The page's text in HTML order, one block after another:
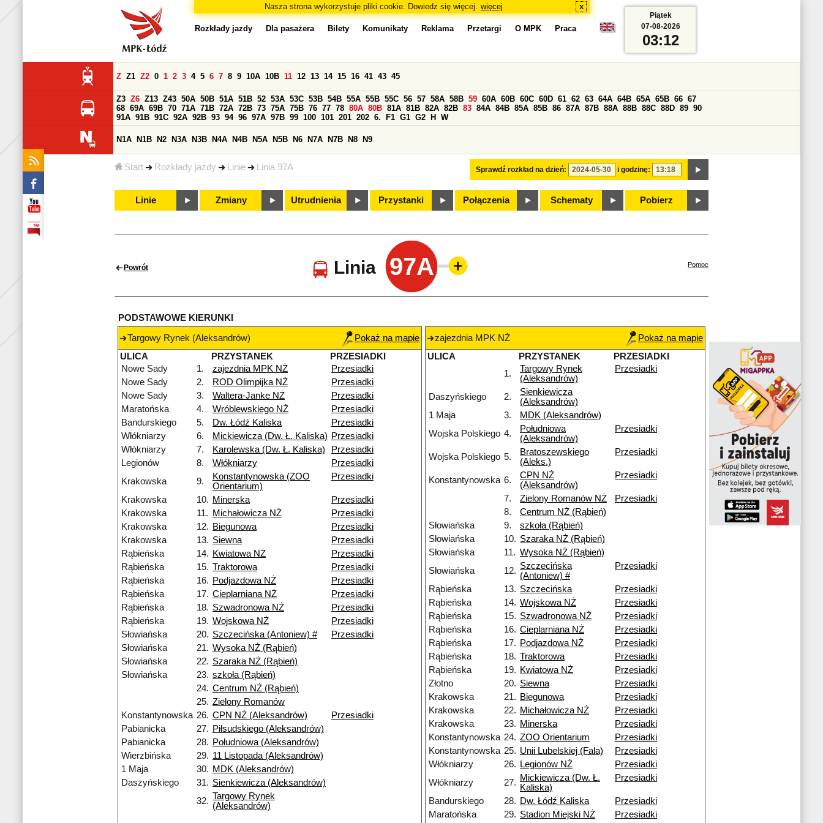
Nasza strona wykorzystuje pliki cookie. Dowiedz się więcej. więcej x
Start Rozkłady jazdy Linie Linia 97A
Rozkłady jazdy Dla pasażera Bilety Komunikaty Reklama Przetargi O MPK Praca
Sprawdź rozkład na dzień: i godzinę:
Z Z1 Z2 0 1 2 3 4 5 6 7 8 9 10A 10B 11 12 13 14 15 16 41 43 45
Z3 Z6 Z13 Z43 50A 50B 51A 51B 52 53A 53C 53B 54B 55A 55B 55C 56 57 58A 58B 59 60A 60B 60C 60D 61 62 63 64A 64B 65A 65B 66 67
68 69A 69B 70 71A 71B 72A 72B 73 75A 75B 76 77 78 80A 80B 81A 81B 82A 82B 83 84A 84B 85A 85B 86 87A 87B 88A 88B 88C 88D 89 90
91A 91B 91C 92A 92B 93 94 96 97A 97B 99 100 101 201 202 6. F1 G1 G2 H W
N1A N1B N2 N3A N3B N4A N4B N5A N5B N6 N7A N7B N8 N9
Linie Zmiany Utrudnienia Przystanki Połączenia Schematy Pobierz
Piątek
07-08-2026
03:12
Powrót Linia 97A Pomoc
PODSTAWOWE KIERUNKI
Targowy Rynek (Aleksandrów)
Pokaż na mapie
ULICA
PRZYSTANEK
PRZESIADKI
Nowe Sady
1. zajezdnia MPK NŻ
Przesiadki
Nowe Sady
2. ROD Olimpijka NŻ
Przesiadki
Nowe Sady
3. Waltera-Janke NŻ
Przesiadki
Maratońska
4. Wróblewskiego NŻ
Przesiadki
Bandurskiego
5. Dw. Łódź Kaliska
Przesiadki
Włókniarzy
6. Mickiewicza (Dw. Ł. Kaliska) Przesiadki
Włókniarzy
7. Karolewska (Dw. Ł. Kaliska)
Przesiadki
Legionów
8. Włókniarzy
Przesiadki
Krakowska
9.
Konstantynowska (ZOO
Orientarium)
Przesiadki
Krakowska 10. Minerska
Przesiadki
Krakowska
11. Michałowicza NŻ
Przesiadki
Krakowska
12. Biegunowa
Przesiadki
Krakowska
13. Siewna
Przesiadki
Rąbieńska
14. Kwiatowa NŻ
Przesiadki
Rąbieńska
15. Traktorowa
Przesiadki
Rąbieńska
16. Podjazdowa NŻ
Przesiadki
Rąbieńska
17. Cieplarniana NŻ
Przesiadki
Rąbieńska
18. Szwadronowa NŻ
Przesiadki
Rąbieńska
19. Wojskowa NŻ
Przesiadki
Słowiańska
20. Szczecińska (Antoniew) #
Przesiadki
Słowiańska
21. Wysoka NŻ (Rąbień)
Słowiańska
22. Szaraka NŻ (Rąbień)
Słowiańska
23. szkoła (Rąbień)
24. Centrum NŻ (Rąbień)
25. Zielony Romanów
Konstantynowska 26. CPN NŻ (Aleksandrów)
Przesiadki
Pabianicka
27. Piłsudskiego (Aleksandrów)
Pabianicka
28. Południowa (Aleksandrów)
Wierzbińska
29. 11 Listopada (Aleksandrów)
1 Maja
30. MDK (Aleksandrów)
Daszyńskiego
31. Sienkiewicza (Aleksandrów)
32. Targowy Rynek
(Aleksandrów)
zajezdnia MPK NŻ
Pokaż na mapie
ULICA
PRZYSTANEK
PRZESIADKI
1.
Targowy Rynek
(Aleksandrów)
Przesiadki
Daszyńskiego 2.
Sienkiewicza
(Aleksandrów)
1 Maja
3.
MDK (Aleksandrów)
Wojska Polskiego 4.
Południowa
(Aleksandrów)
Przesiadki
Wojska Polskiego 5.
Bratoszewskiego
(Aleks.)
Przesiadki
Konstantynowska 6.
CPN NŻ
(Aleksandrów)
Przesiadki
7. Zielony Romanów NŻ
Przesiadki
8.
Centrum NŻ (Rąbień)
Słowiańska
9.
szkoła (Rąbień)
Słowiańska
10. Szaraka NŻ (Rąbień)
Słowiańska
11. Wysoka NŻ (Rąbień)
Słowiańska
12. Szczecińska
(Antoniew) #
Przesiadki
Rąbieńska 13. Szczecińska
Przesiadki
Rąbieńska
14. Wojskowa NŻ
Przesiadki
Rąbieńska
15. Szwadronowa NŻ
Przesiadki
Rąbieńska
16. Cieplarniana NŻ
Przesiadki
Rąbieńska
17. Podjazdowa NŻ
Przesiadki
Rąbieńska
18. Traktorowa
Przesiadki
Rąbieńska
19. Kwiatowa NŻ
Przesiadki
Złotno
20. Siewna
Przesiadki
Krakowska
21. Biegunowa
Przesiadki
Krakowska
22. Michałowicza NŻ
Przesiadki
Krakowska
23. Minerska
Przesiadki
Konstantynowska 24. ZOO Orientarium
Przesiadki
Konstantynowska 25. Unii Lubelskiej (Fala)
Przesiadki
Włókniarzy
26. Legionów NŻ
Przesiadki
Włókniarzy
27. Mickiewicza (Dw. Ł.
Kaliska)
Przesiadki
Bandurskiego 28. Dw. Łódź Kaliska
Przesiadki
Maratońska
29. Stadion Miejski NŻ Przesiadki